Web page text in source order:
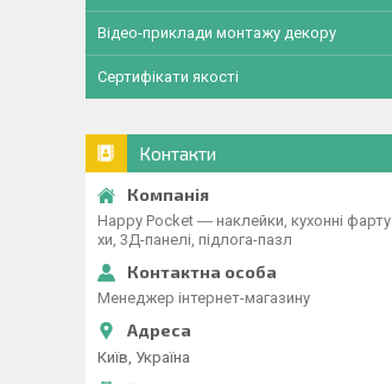
Відео-приклади монтажу декору
Сертифікати якості
Контакти
Happy Pocket ― наклейки, кухонні фарту
хи, 3Д-панелі, підлога-пазл
Менеджер інтернет-магазину
Київ, Україна